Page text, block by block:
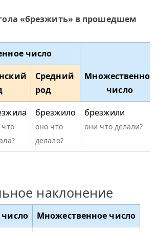
«брезжить» в прошедшем
число
Множественное
число
Средний
род
брезжило
оно что
делало?
брезжили
они что делали?
наклонение
Множественное число